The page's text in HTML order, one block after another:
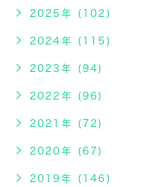
2025年 (102)
2024年 (115)
2023年 (94)
2022年 (96)
2021年 (72)
2020年 (67)
2019年 (146)